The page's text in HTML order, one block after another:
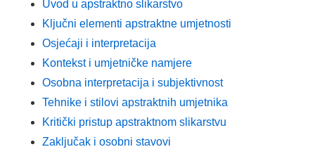
Uvod u apstraktno slikarstvo
Ključni elementi apstraktne umjetnosti
Osjećaji i interpretacija
Kontekst i umjetničke namjere
Osobna interpretacija i subjektivnost
Tehnike i stilovi apstraktnih umjetnika
Kritički pristup apstraktnom slikarstvu
Zaključak i osobni stavovi